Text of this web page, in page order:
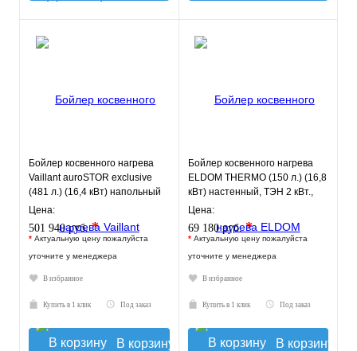
Бойлер косвенного нагрева
Vaillant auroSTOR exclusive
(481 л.) (16,4 кВт) напольный
Цена:
501 940 руб.*
* Актуальную цену пожалуйста
уточните у менеджера
В избранное
Купить в 1 клик Под заказ
В корзину
Бойлер косвенного нагрева
ELDOM THERMO (150 л.) (16,8
кВт) настенный, ТЭН 2 кВт.,
правое подключение
Цена:
69 180 руб.*
* Актуальную цену пожалуйста
уточните у менеджера
В избранное
Купить в 1 клик Под заказ
В корзину